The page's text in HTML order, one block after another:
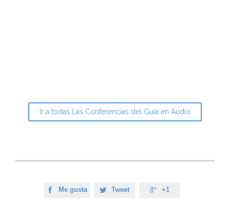
Ir a todas Las Conferencias del Guía en Audio
 Me gusta  Tweet  +1